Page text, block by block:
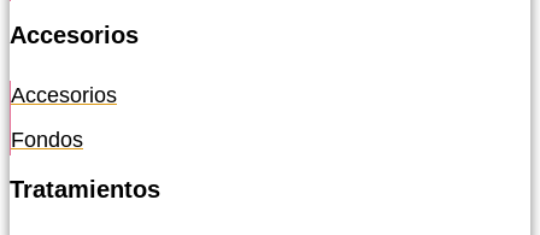
Accesorios
Accesorios
Fondos
Tratamientos